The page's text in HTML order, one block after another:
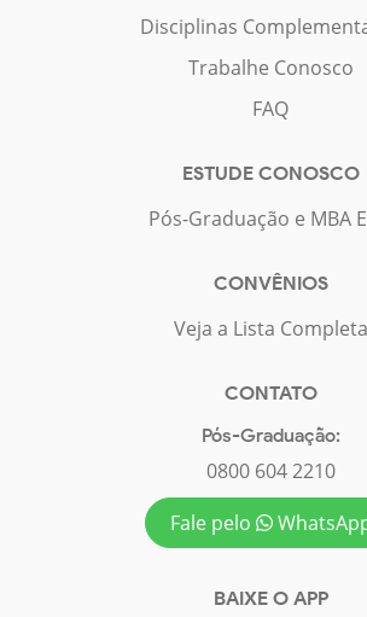
Disciplinas
Trabalhe Conosco
FAQ
ESTUDE CONOSCO
Pós-Graduação e MBA
CONVÊNIOS
Veja a Lista Completa
CONTATO
Pós-Graduação:
0800 604 2210
Fale pelo
BAIXE O APP